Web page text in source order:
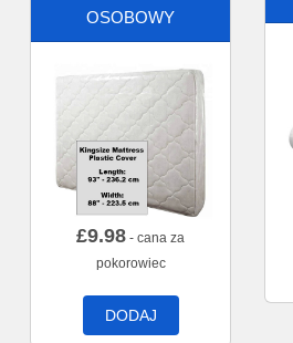
OSOBOWY
£9.98 - cana za
pokorowiec
DODAJ